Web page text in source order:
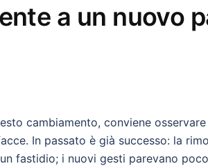
a un nuovo
cambiamento, conviene osservare
In passato è già successo: la
fastidio; i nuovi gesti parevano